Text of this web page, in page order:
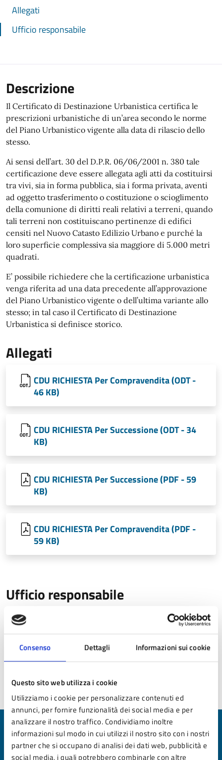
Consenso Dettagli Informazioni sui cookie
Questo sito web utilizza i cookie
Utilizziamo i cookie per personalizzare contenuti ed
annunci, per fornire funzionalità dei social media e per
analizzare il nostro traffico. Condividiamo inoltre
informazioni sul modo in cui utilizzi il nostro sito con i nostri
partner che si occupano di analisi dei dati web, pubblicità e
social media, i quali potrebbero combinarle con altre
Allegati
Ufficio responsabile
Descrizione
Il Certificato di Destinazione Urbanistica certifica le
prescrizioni urbanistiche di un’area secondo le norme
del Piano Urbanistico vigente alla data di rilascio dello
stesso.
Ai sensi dell’art. 30 del D.P.R. 06/06/2001 n. 380 tale
certificazione deve essere allegata agli atti da costituirsi
tra vivi, sia in forma pubblica, sia i forma privata, aventi
ad oggetto trasferimento o costituzione o scioglimento
della comunione di diritti reali relativi a terreni, quando
tali terreni non costituiscano pertinenze di edifici
censiti nel Nuovo Catasto Edilizio Urbano e purché la
loro superficie complessiva sia maggiore di 5.000 metri
quadrati.
E’ possibile richiedere che la certificazione urbanistica
venga riferita ad una data precedente all’approvazione
del Piano Urbanistico vigente o dell’ultima variante allo
stesso; in tal caso il Certificato di Destinazione
Urbanistica si definisce storico.
Allegati
CDU RICHIESTA Per Compravendita (ODT -
46 KB)
CDU RICHIESTA Per Successione (ODT - 34
KB)
CDU RICHIESTA Per Successione (PDF - 59
KB)
CDU RICHIESTA Per Compravendita (PDF -
59 KB)
Ufficio responsabile
Settore Tecnico
Tel.:0536 44003-44960
E-mail:comune@cert.comune.lamamocogno.mo.it
Pagina aggiornata il 18/11/2024
Quanto sono chiare le informazioni su questa
pagina?